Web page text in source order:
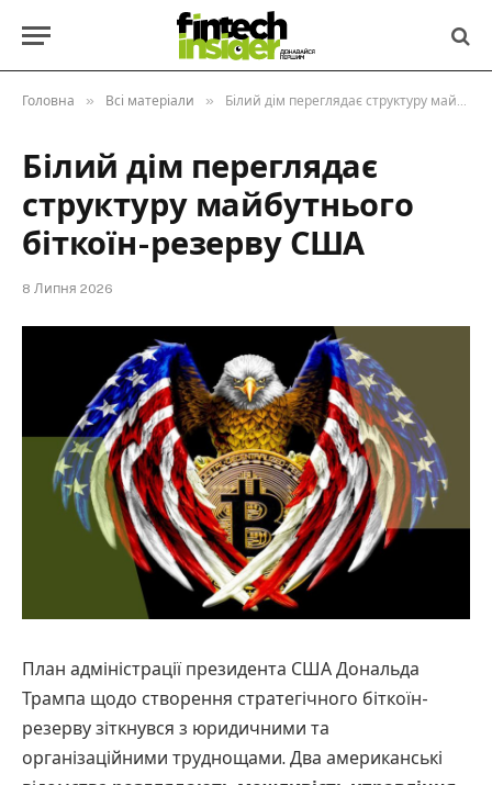
Головна » Всі матеріали » Білий дім переглядає структуру майбутнього біткоїн-резерву США
Білий дім переглядає
структуру майбутнього
біткоїн-резерву США
8 Липня 2026
План адміністрації президента США Дональда
Трампа щодо створення стратегічного біткоїн-
резерву зіткнувся з юридичними та
організаційними труднощами. Два американські